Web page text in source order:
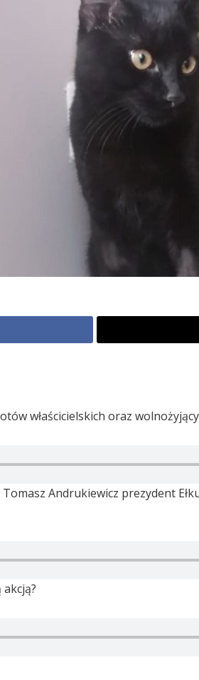
właścicielskich oraz
Andrukiewicz prezydent